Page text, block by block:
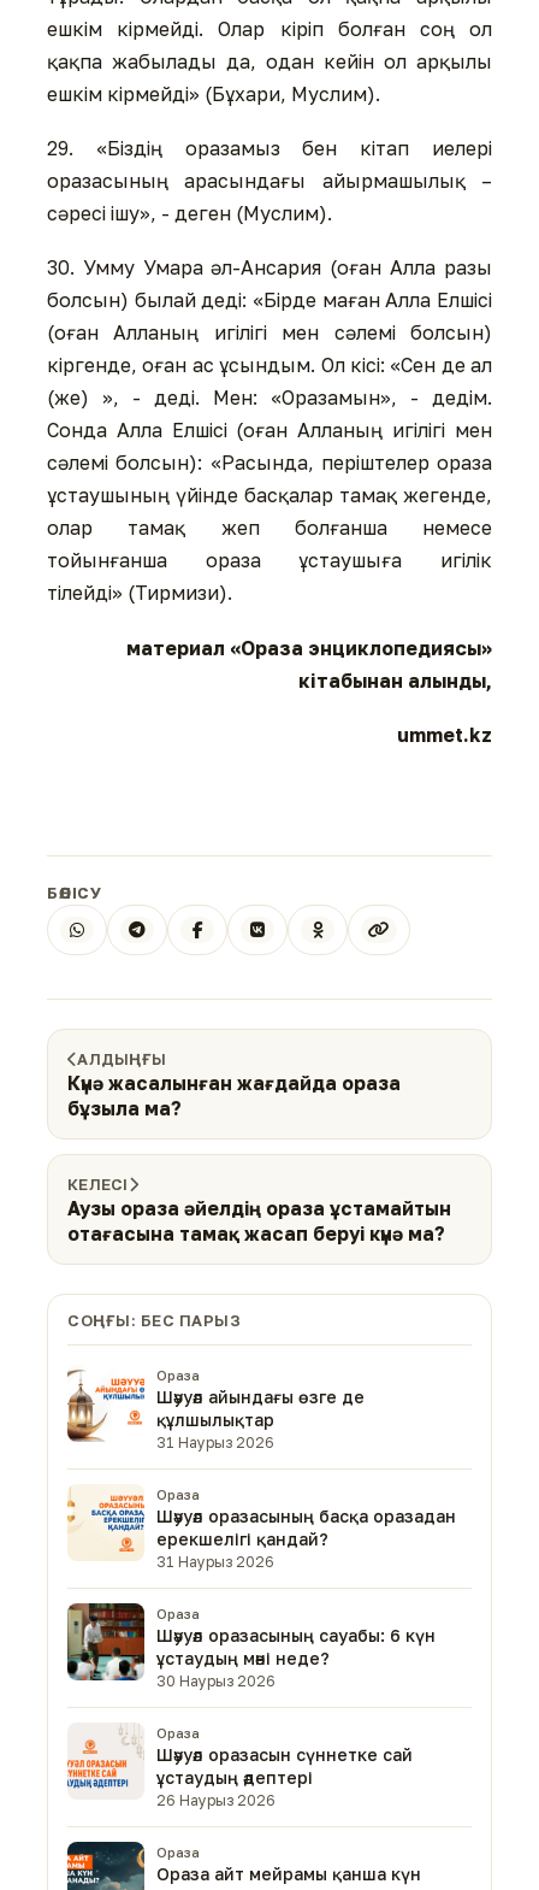
ешкім кірмейді. Олар кіріп болған соң ол
қақпа жабылады да, одан кейін ол арқылы
ешкім кірмейді» (Бұхари, Муслим).
29. «Біздің оразамыз бен кітап иелері
оразасының арасындағы айырмашылық –
сәресі ішу», - деген (Муслим).
30. Умму Умара әл-Ансария (оған Алла разы
болсын) былай деді: «Бірде маған Алла Елшісі
(оған Алланың игілігі мен сәлемі болсын)
кіргенде, оған ас ұсындым. Ол кісі: «Сен де ал
(же) », - деді. Мен: «Оразамын», - дедім.
Сонда Алла Елшісі (оған Алланың игілігі мен
сәлемі болсын): «Расында, періштелер ораза
ұстаушының үйінде басқалар тамақ жегенде,
олар тамақ жеп болғанша немесе
тойынғанша ораза ұстаушыға игілік
тілейді» (Тирмизи).
материал «Ораза энциклопедиясы»
кітабынан алынды,
ummet.kz
БӨЛІСУ
АЛДЫҢҒЫ
Күнә жасалынған жағдайда ораза
бұзыла ма?
КЕЛЕСІ
Аузы ораза әйелдің ораза ұстамайтын
отағасына тамақ жасап беруі күнә ма?
СОҢҒЫ: БЕС ПАРЫЗ
Ораза
Шәууәл айындағы өзге де
құлшылықтар
31 Наурыз 2026
Ораза
Шәууәл оразасының басқа оразадан
ерекшелігі қандай?
31 Наурыз 2026
Ораза
Шәууәл оразасының сауабы: 6 күн
ұстаудың мәні неде?
30 Наурыз 2026
Ораза
Шәууәл оразасын сүннетке сай
ұстаудың әдептері
26 Наурыз 2026
Ораза
Ораза айт мейрамы қанша күн